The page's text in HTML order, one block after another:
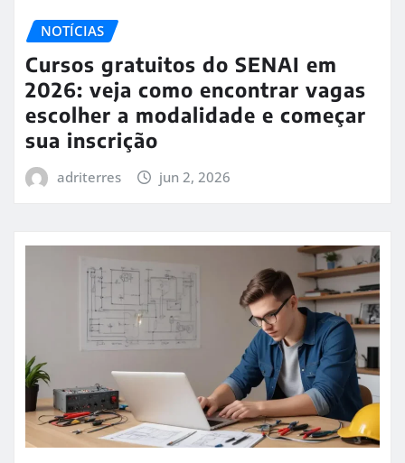
NOTÍCIAS
Cursos gratuitos do SENAI em
2026: veja como encontrar vagas
escolher a modalidade e começar
sua inscrição
adriterres jun 2, 2026